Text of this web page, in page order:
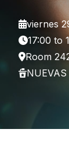
viernes
17:00 to
Room